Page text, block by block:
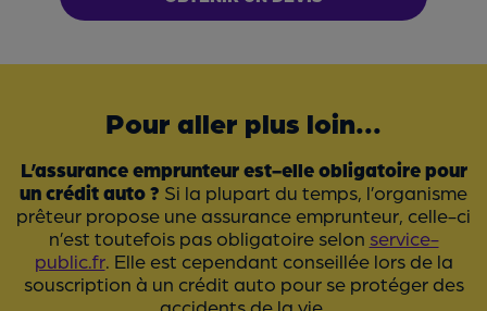
Pour aller plus loin...
L’assurance emprunteur est-elle obligatoire pour
un crédit auto ? Si la plupart du temps, l’organisme
prêteur propose une assurance emprunteur, celle-ci
n’est toutefois pas obligatoire selon service-
public.fr. Elle est cependant conseillée lors de la
souscription à un crédit auto pour se protéger des
accidents de la vie.